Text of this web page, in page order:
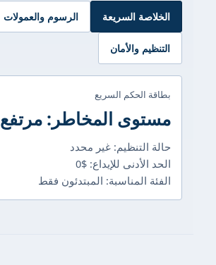
الخلاصة السريعة الرسوم والعمولات
التنظيم والأمان
بطاقة الحكم السريع
مستوى المخاطر: مرتفع
حالة التنظيم: غير محدد
الحد الأدنى للإيداع: $0
الفئة المناسبة: المبتدئون فقط